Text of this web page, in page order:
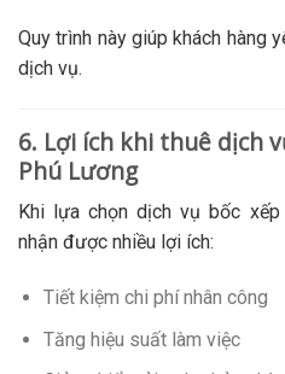
Quy trình này giúp khách hàng
dịch vụ.
6. Lợi ích khi thuê dịch
Phú Lương
Khi lựa chọn dịch vụ bốc
nhận được nhiều lợi ích:
Tiết kiệm chi phí nhân công
Tăng hiệu suất làm việc